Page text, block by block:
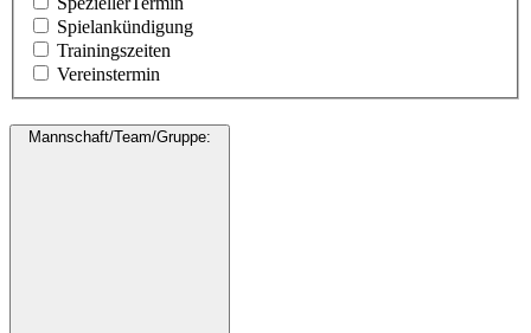
Spielankündigung
Trainingszeiten
Vereinstermin
Mannschaft/Team/Gruppe: